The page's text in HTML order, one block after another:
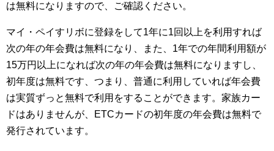
は無料になりますので、ご確認ください。
マイ・ペイすリボに登録をして1年に1回以上を利用すれば
次の年の年会費は無料になり、また、1年での年間利用額が
15万円以上になれば次の年の年会費は無料になりますし、
初年度は無料です、つまり、普通に利用していれば年会費
は実質ずっと無料で利用をすることができます。家族カー
ドはありませんが、ETCカードの初年度の年会費は無料で
発行されています。